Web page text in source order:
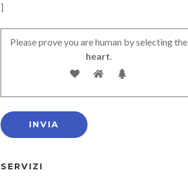
]
Please prove you are human by selecting the
heart.
SERVIZI